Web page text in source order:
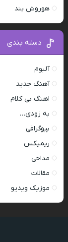
هوروش بند
دسته بندی
آلبوم
آهنگ جدید
اهنگ بی کلام
به زودی…
بیوگرافی
ریمیکس
مداحی
مقالات
موزیک ویدیو